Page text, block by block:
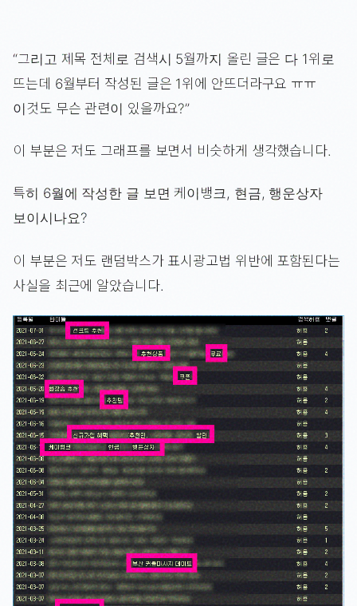
“그리고 제목 전체로 검색시 5월까지 올린 글은 다 1위로
뜨는데 6월부터 작성된 글은 1위에 안뜨더라구요 ㅠㅠ
이것도 무슨 관련이 있을까요?”
이 부분은 저도 그래프를 보면서 비슷하게 생각했습니다.
특히 6월에 작성한 글 보면 케이뱅크, 현금, 행운상자
보이시나요?
이 부분은 저도 랜덤박스가 표시광고법 위반에 포함된다는
사실을 최근에 알았습니다.